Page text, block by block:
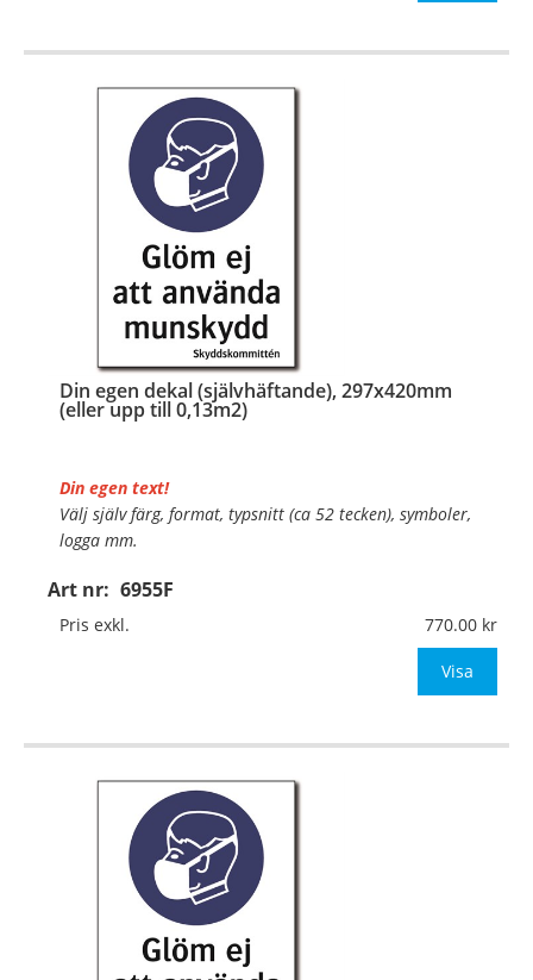
Din egen dekal (självhäftande), 297x420mm
(eller upp till 0,13m2)
Art nr: 6955F
Din egen text!
Välj själv färg, format, typsnitt (ca 52 tecken), symboler,
logga mm.
Material:Självhäftande folie
Mått:297x420mm (eller annat mått upp till 0,13m²)
Pris exkl. 770.00
Visa